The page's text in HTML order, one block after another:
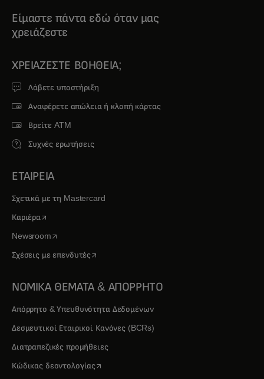
Είμαστε πάντα εδώ όταν μας
χρειάζεστε
ΧΡΕΙΆΖΕΣΤΕ ΒΟΉΘΕΙΑ;
Λάβετε υποστήριξη
Αναφέρετε απώλεια ή κλοπή κάρτας
Βρείτε ATM
Συχνές ερωτήσεις
ΕΤΑΙΡΕΙΑ
Σχετικά με τη Mastercard
Καριέραopens in a new tab
Newsroomopens in a new tab
Σχέσεις με επενδυτέςopens in a new tab
ΝΟΜΙΚΑ ΘΕΜΑΤΑ & ΑΠΟΡΡΗΤΟ
Απόρρητο & Υπευθυνότητα Δεδομένων
Δεσμευτικοί Εταιρικοί Κανόνες (BCRs)
Διατραπεζικές προμήθειες
Κώδικας δεοντολογίαςopens in a new tab